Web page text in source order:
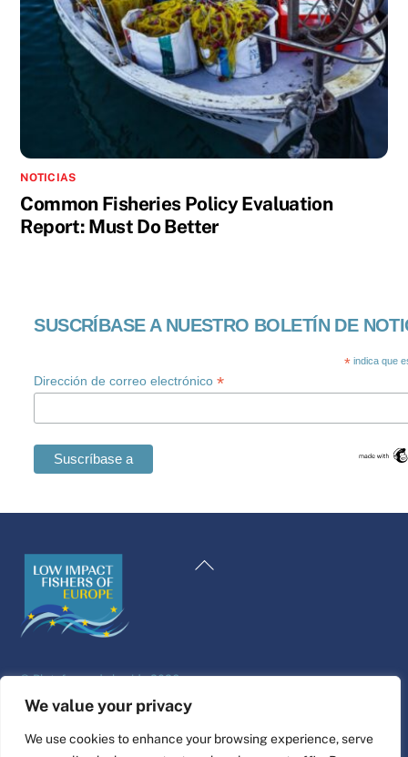
We value your privacy
We use cookies to enhance your browsing experience, serve
NOTICIAS
Common Fisheries Policy Evaluation
Report: Must Do Better
SUSCRÍBASE A NUESTRO BOLETÍN DE
* indica que
Dirección de correo electrónico*
Volver
©Plataforma de la vida2026
Diseño y construcción del sitio web por
Dutch
Swedish